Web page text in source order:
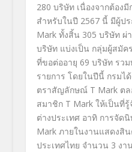
280 บริษัท เนื่องจากต้อง
สำหรับในปี 2567นี้ มีผู้ปร
Mark ทั้งสิ้น 305 บริษัท ผ่
บริษัท แบ่งเป็น กลุ่มผู้สมัค
ที่ขอต่ออายุ 69 บริษัท รว
รายการ โดยในปีนี้ กรมไ
ตราสัญลักษณ์ T Mark ต
สมาชิก T Mark ให้เป็นที่รู้
ต่างประเทศ อาทิ การจัด
Mark ภายในงานแสดงสิ
ประเทศไทย จำนวน 3 งา